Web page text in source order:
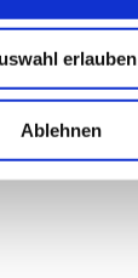
erlauben
Ablehnen